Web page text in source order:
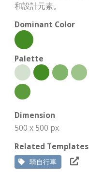
和設計元素。
Dominant Color
Palette
Dimension
500 x 500 px
Related Templates
騎自行車